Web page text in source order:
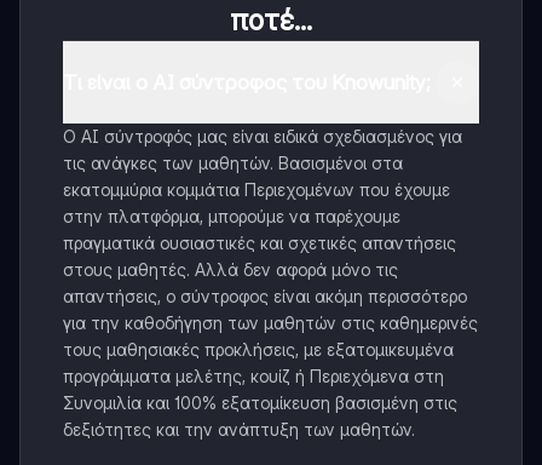
ποτέ...
Ο AI σύντροφός μας είναι ειδικά σχεδιασμένος για
τις ανάγκες των μαθητών. Βασισμένοι στα
εκατομμύρια κομμάτια Περιεχομένων που έχουμε
στην πλατφόρμα, μπορούμε να παρέχουμε
πραγματικά ουσιαστικές και σχετικές απαντήσεις
στους μαθητές. Αλλά δεν αφορά μόνο τις
απαντήσεις, ο σύντροφος είναι ακόμη περισσότερο
για την καθοδήγηση των μαθητών στις καθημερινές
τους μαθησιακές προκλήσεις, με εξατομικευμένα
προγράμματα μελέτης, κουίζ ή Περιεχόμενα στη
Συνομιλία και 100% εξατομίκευση βασισμένη στις
δεξιότητες και την ανάπτυξη των μαθητών.